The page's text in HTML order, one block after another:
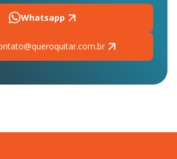
Whatsapp